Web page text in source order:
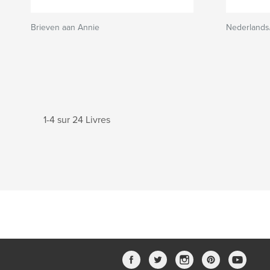
Brieven aan Annie
1-4 sur 24 Livres